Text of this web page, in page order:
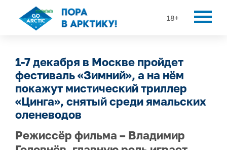
18+
1-7 декабря в Москве пройдет
фестиваль «Зимний», а на нём
покажут мистический триллер
«Цинга», снятый среди ямальских
оленеводов
Режиссёр фильма – Владимир